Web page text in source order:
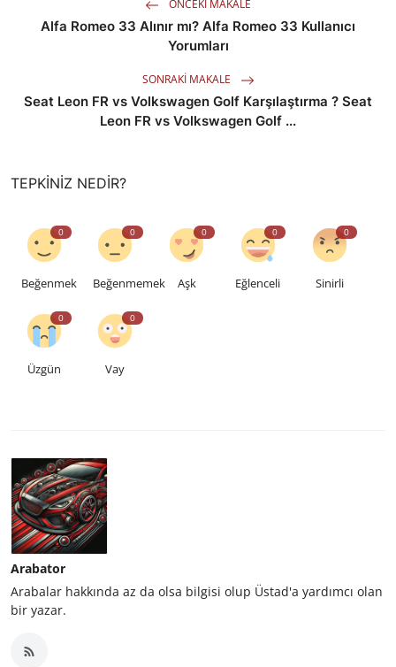
ÖNCEKI MAKALE
Alfa Romeo 33 Alınır mı? Alfa Romeo 33 Kullanıcı
Yorumları
SONRAKI MAKALE
Seat Leon FR vs Volkswagen Golf Karşılaştırma ? Seat
Leon FR vs Volkswagen Golf ...
TEPKINIZ NEDIR?
0
Beğenmek
0
Beğenmemek
0
Aşk
0
Eğlenceli
0
Sinirli
0
Üzgün
0
Vay
Arabator
Arabalar hakkında az da olsa bilgisi olup Üstad'a yardımcı olan
bir yazar.